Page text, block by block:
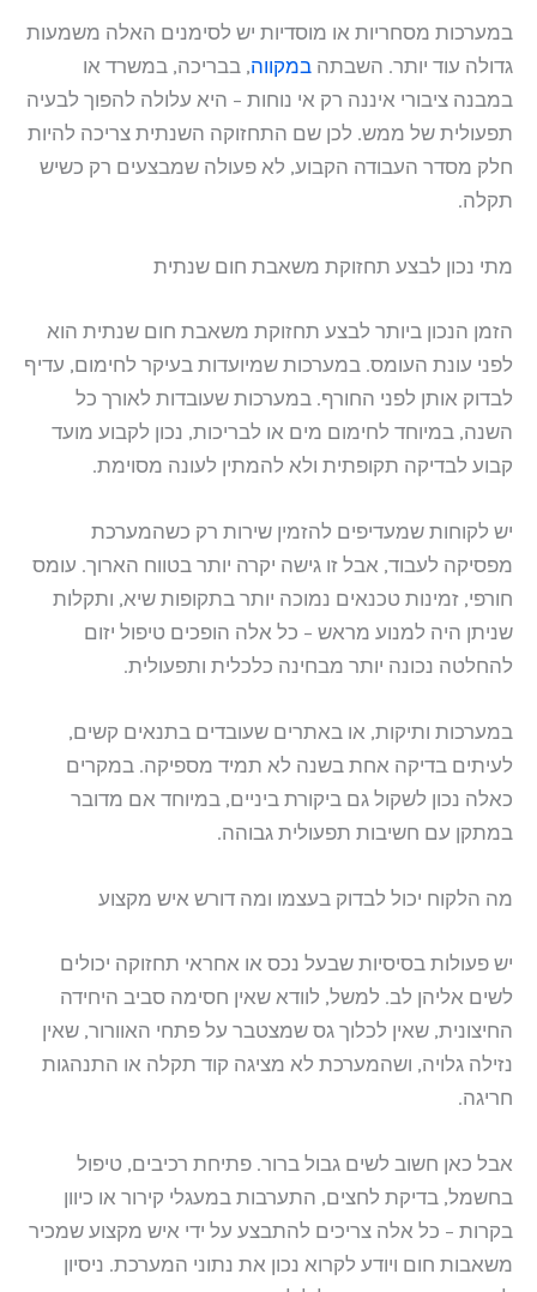
במערכות מסחריות או מוסדיות יש לסימנים האלה משמעות
גדולה עוד יותר. השבתה במקווה, בבריכה, במשרד או
במבנה ציבורי איננה רק אי נוחות – היא עלולה להפוך לבעיה
תפעולית של ממש. לכן שם התחזוקה השנתית צריכה להיות
חלק מסדר העבודה הקבוע, לא פעולה שמבצעים רק כשיש
תקלה.
מתי נכון לבצע תחזוקת משאבת חום שנתית
הזמן הנכון ביותר לבצע תחזוקת משאבת חום שנתית הוא
לפני עונת העומס. במערכות שמיועדות בעיקר לחימום, עדיף
לבדוק אותן לפני החורף. במערכות שעובדות לאורך כל
השנה, במיוחד לחימום מים או לבריכות, נכון לקבוע מועד
קבוע לבדיקה תקופתית ולא להמתין לעונה מסוימת.
יש לקוחות שמעדיפים להזמין שירות רק כשהמערכת
מפסיקה לעבוד, אבל זו גישה יקרה יותר בטווח הארוך. עומס
חורפי, זמינות טכנאים נמוכה יותר בתקופות שיא, ותקלות
שניתן היה למנוע מראש – כל אלה הופכים טיפול יזום
להחלטה נכונה יותר מבחינה כלכלית ותפעולית.
במערכות ותיקות, או באתרים שעובדים בתנאים קשים,
לעיתים בדיקה אחת בשנה לא תמיד מספיקה. במקרים
כאלה נכון לשקול גם ביקורת ביניים, במיוחד אם מדובר
במתקן עם חשיבות תפעולית גבוהה.
מה הלקוח יכול לבדוק בעצמו ומה דורש איש מקצוע
יש פעולות בסיסיות שבעל נכס או אחראי תחזוקה יכולים
לשים אליהן לב. למשל, לוודא שאין חסימה סביב היחידה
החיצונית, שאין לכלוך גס שמצטבר על פתחי האוורור, שאין
נזילה גלויה, ושהמערכת לא מציגה קוד תקלה או התנהגות
חריגה.
אבל כאן חשוב לשים גבול ברור. פתיחת רכיבים, טיפול
בחשמל, בדיקת לחצים, התערבות במעגלי קירור או כיוון
בקרות – כל אלה צריכים להתבצע על ידי איש מקצוע שמכיר
משאבות חום ויודע לקרוא נכון את נתוני המערכת. ניסיון